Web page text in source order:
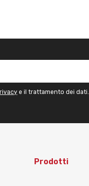
e il trattamento dei dati.
Prodotti